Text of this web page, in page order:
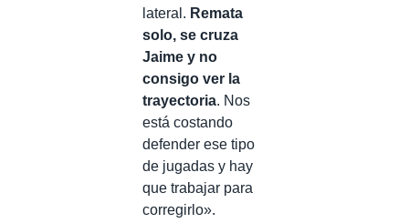
lateral. Remata
solo, se cruza
Jaime y no
consigo ver la
trayectoria. Nos
está costando
defender ese tipo
de jugadas y hay
que trabajar para
corregirlo».